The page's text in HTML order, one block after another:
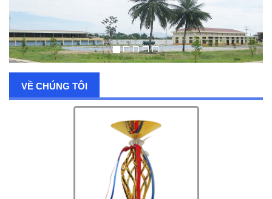
VỀ CHÚNG TÔI